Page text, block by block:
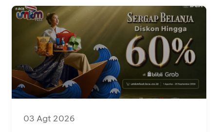
03 Agt 2026